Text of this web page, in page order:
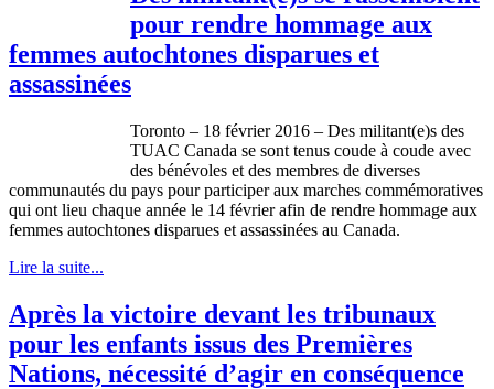
pour rendre hommage aux
femmes autochtones disparues et
assassinées
Toronto – 18 février 2016 – Des militant(e)s des
TUAC Canada se sont tenus coude à coude avec
des bénévoles et des membres de diverses
communautés du pays pour participer aux marches commémoratives
qui ont lieu chaque année le 14 février afin de rendre hommage aux
femmes autochtones disparues et assassinées au Canada.
Lire la suite...
Après la victoire devant les tribunaux
pour les enfants issus des Premières
Nations, nécessité d’agir en conséquence